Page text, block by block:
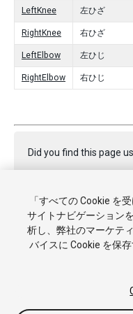
LeftKnee 左ひざ
RightKnee 右ひざ
LeftElbow 左ひじ
RightElbow 右ひじ
Did you find this page
Report a problem on
「すべての Cookie を
サイトナビゲーション
析し、弊社のマーケテ
バイスに Cookie を保